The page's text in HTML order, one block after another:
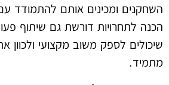
השחקנים ומכינים אותם להתמודד
הכנה לתחרויות דורשת גם שיתוף
שיכולים לספק משוב מקצועי ולכוון
מתמיד.